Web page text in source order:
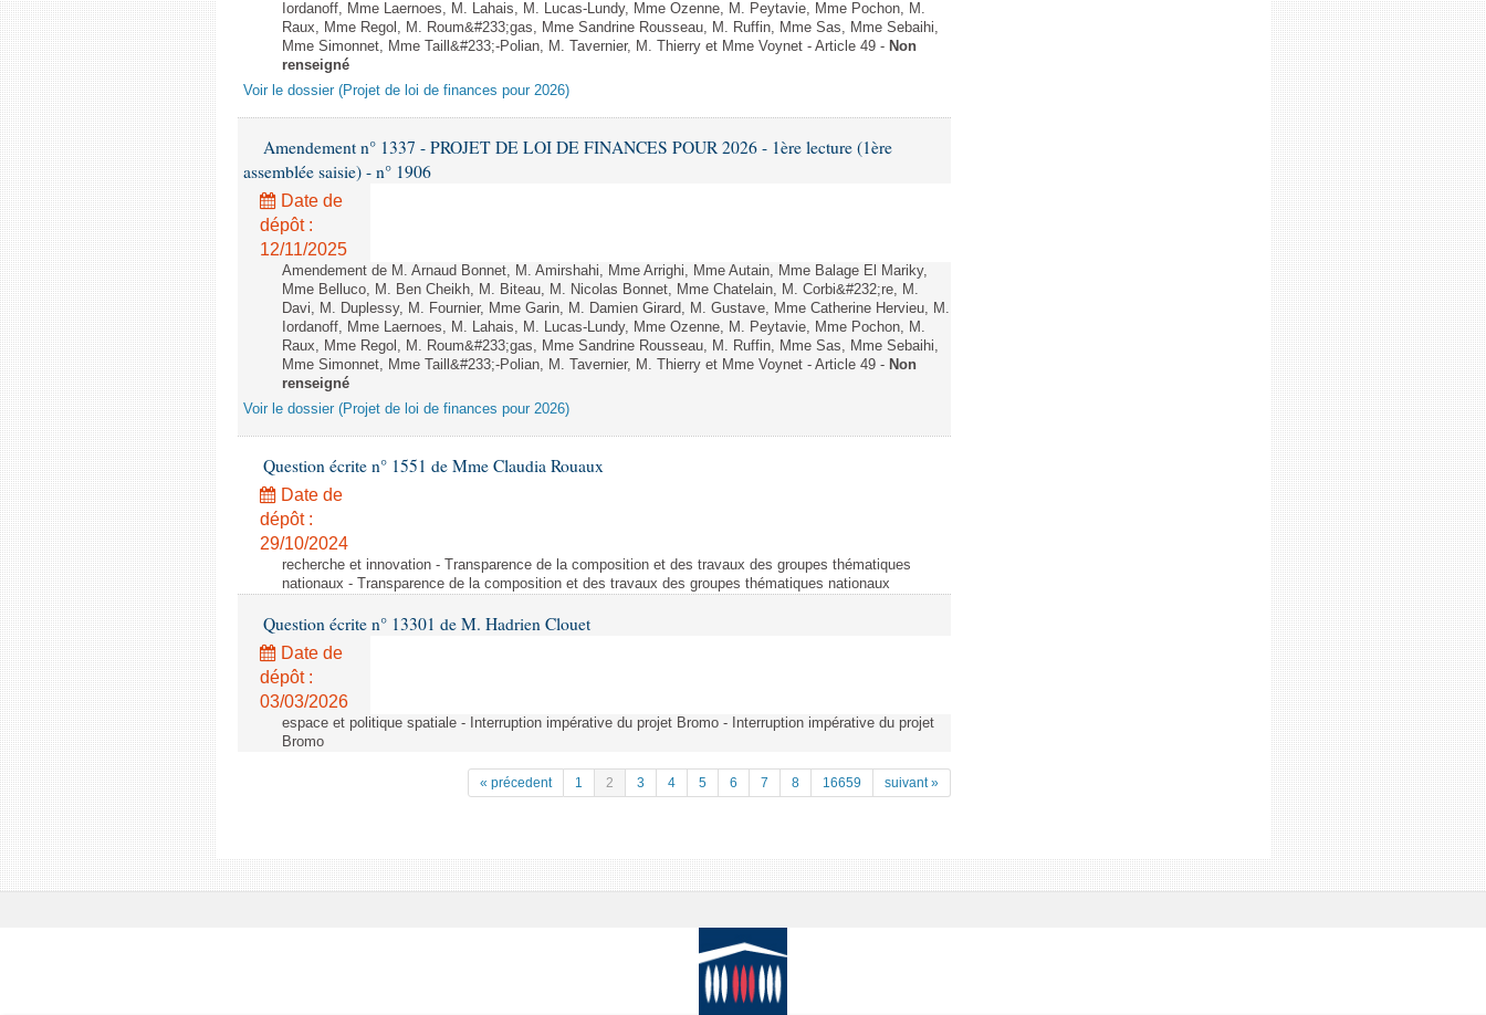
Iordanoff, Mme Laernoes, M. Lahais, M. Lucas-Lundy, Mme Ozenne, M. Peytavie, Mme Pochon, M.
Raux, Mme Regol, M. Roum&#233;gas, Mme Sandrine Rousseau, M. Ruffin, Mme Sas, Mme Sebaihi,
Mme Simonnet, Mme Taill&#233;-Polian, M. Tavernier, M. Thierry et Mme Voynet - Article 49 - Non
renseigné
Voir le dossier (Projet de loi de finances pour 2026)
Amendement n° 1337 - PROJET DE LOI DE FINANCES POUR 2026 - 1ère lecture (1ère
assemblée saisie) - n° 1906
Date de
dépôt :
12/11/2025
Amendement de M. Arnaud Bonnet, M. Amirshahi, Mme Arrighi, Mme Autain, Mme Balage El Mariky,
Mme Belluco, M. Ben Cheikh, M. Biteau, M. Nicolas Bonnet, Mme Chatelain, M. Corbi&#232;re, M.
Davi, M. Duplessy, M. Fournier, Mme Garin, M. Damien Girard, M. Gustave, Mme Catherine Hervieu, M.
Iordanoff, Mme Laernoes, M. Lahais, M. Lucas-Lundy, Mme Ozenne, M. Peytavie, Mme Pochon, M.
Raux, Mme Regol, M. Roum&#233;gas, Mme Sandrine Rousseau, M. Ruffin, Mme Sas, Mme Sebaihi,
Mme Simonnet, Mme Taill&#233;-Polian, M. Tavernier, M. Thierry et Mme Voynet - Article 49 - Non
renseigné
Voir le dossier (Projet de loi de finances pour 2026)
Question écrite n° 1551 de Mme Claudia Rouaux
Date de
dépôt :
29/10/2024
recherche et innovation - Transparence de la composition et des travaux des groupes thématiques
nationaux - Transparence de la composition et des travaux des groupes thématiques nationaux
Question écrite n° 13301 de M. Hadrien Clouet
Date de
dépôt :
03/03/2026
espace et politique spatiale - Interruption impérative du projet Bromo - Interruption impérative du projet
Bromo
« précedent 1 2 3 4 5 6 7 8 16659 suivant »